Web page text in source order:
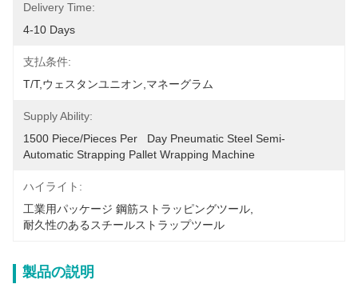
Delivery Time:
4-10 Days
支払条件:
T/T,ウェスタンユニオン,マネーグラム
Supply Ability:
1500 Piece/Pieces Per   Day Pneumatic Steel Semi-
Automatic Strapping Pallet Wrapping Machine
ハイライト:
工業用パッケージ 鋼筋ストラッピングツール
耐久性のあるスチールストラップツール
製品の説明